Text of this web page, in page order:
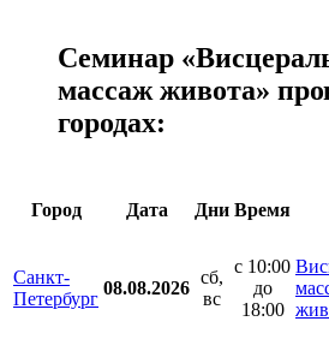
Семинар
массаж живота»
городах:
Город Дата Дни Время
Санкт-
Петербург
08.08.2026
сб,
вс
с 10:00
до
18:00